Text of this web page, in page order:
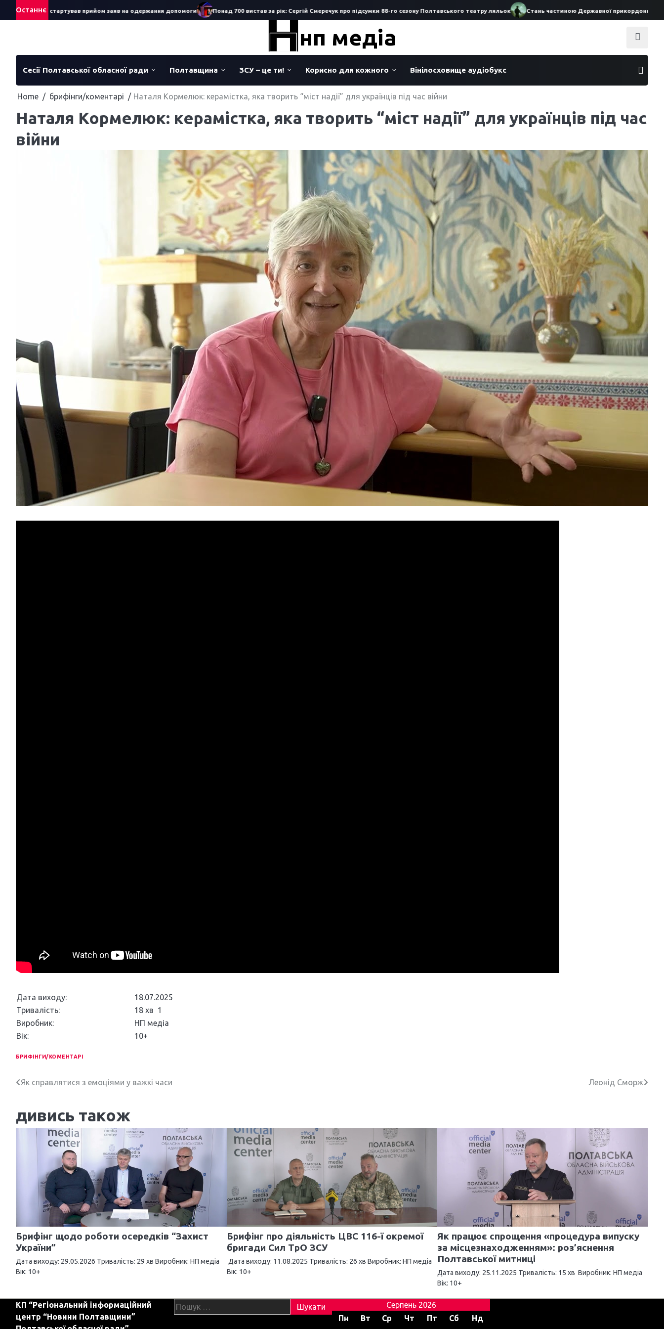
Останнє
– 2026: стартував прийом заяв на одержання допомоги Понад 700 вистав за рік: Сергій Смеречук про підсумки 88-го сезону Полтавського театру ляльок Стань частиною Державної прикордонної служби
нп медіа
Сесії Полтавської обласної ради Полтавщина ЗСУ – це ти! Корисно для кожного Вінілосховище аудіобукс
Home брифінги/коментарі Наталя Кормелюк: керамістка, яка творить “міст надії” для українців під час війни
Наталя Кормелюк: керамістка, яка творить “міст надії” для українців під час
війни
Дата виходу:
18.07.2025
Тривалість:
18 хв 1
Виробник:
НП медіа
Вік:
10+
БРИФІНГИ/КОМЕНТАРІ
Н
в
я
з
а
и
с
Як справлятися з емоціями у важкі часи Леонід Сморж
дивись також
Брифінг щодо роботи осередків “Захист
України”
Дата виходу: 29.05.2026 Тривалість: 29 хв Виробник: НП медіа
Вік: 10+
Брифінг про діяльність ЦВС 116-ї окремої
бригади Сил ТрО ЗСУ
Дата виходу: 11.08.2025 Тривалість: 26 хв Виробник: НП медіа
Вік: 10+
Як працює спрощення «процедура випуску
за місцезнаходженням»: роз’яснення
Полтавської митниці
Дата виходу: 25.11.2025 Тривалість: 15 хв Виробник: НП медіа
Вік: 10+
КП “Регіональний інформаційний
центр “Новини Полтавщини”
Пошук:
Серпень 2026
Пн
Вт Ср Чт Пт Сб
Нд